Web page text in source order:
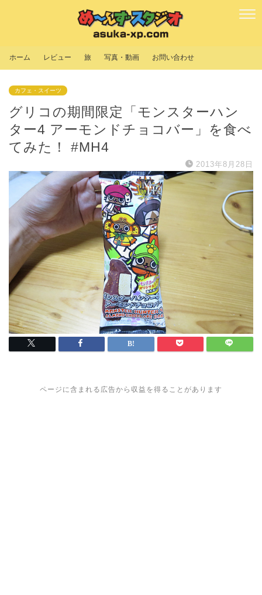
ホーム レビュー 旅 写真・動画 お問い合わせ
カフェ・スイーツ
グリコの期間限定「モンスターハン
ター4 アーモンドチョコバー」を食べ
てみた！ #MH4
2013年8月28日
ページに含まれる広告から収益を得ることがあります